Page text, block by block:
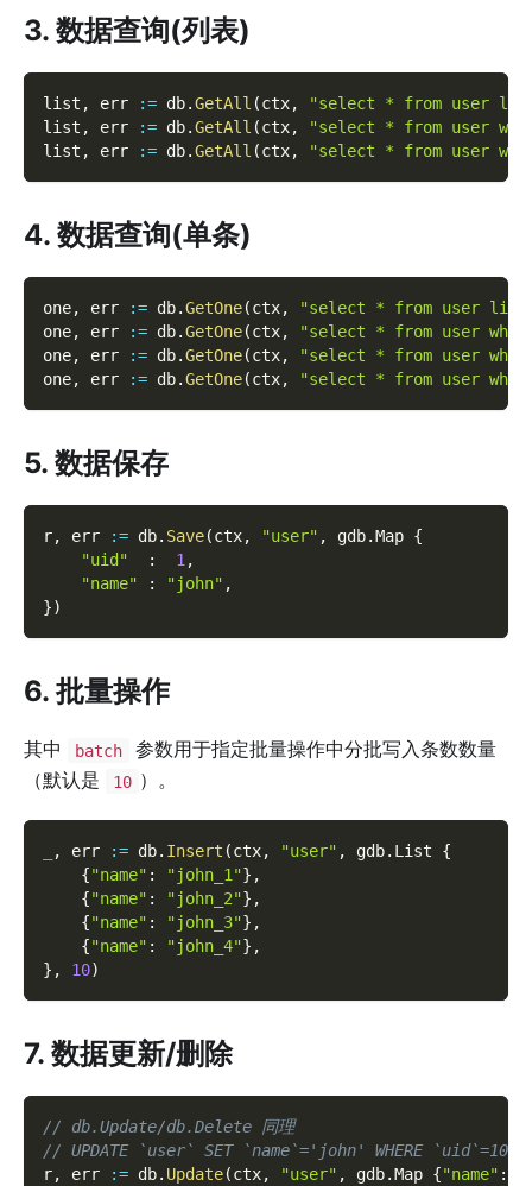
3. 数据查询(列表)
list , err := db.GetAll (ctx,
"select * from user
list , err := db.GetAll (ctx,
"select * from user
list , err := db.GetAll (ctx, "select * from user
4. 数据查询(单条)
one, err := db.GetOne(ctx,
"select * from user
one, err := db.GetOne(ctx,
"select * from user
one, err := db.GetOne(ctx,
"select * from user
one, err := db.GetOne(ctx, "select * from user
5. 数据保存
r, err := db. Save(ctx, "user" , gdb.Map {
"uid"
: 1,
"name"
: "john" ,
})
6. 批量操作
其中 batch
参数用于指定批量操作中分批写入条数数量
（默认是
10 ）。
, err := db. Insert (ctx, "user" , gdb. List {
{"name" : "john_1"} ,
{"name" : "john_2"} ,
{"name" : "john_3"} ,
{"name" : "john_4"} ,
} , 10)
7. 数据更新/删除
// db.Update/db.Delete 同理
// UPDATE `user` SET `name`='john' WHERE
r, err := db. Update(ctx, "user" , gdb.Map {"name" :